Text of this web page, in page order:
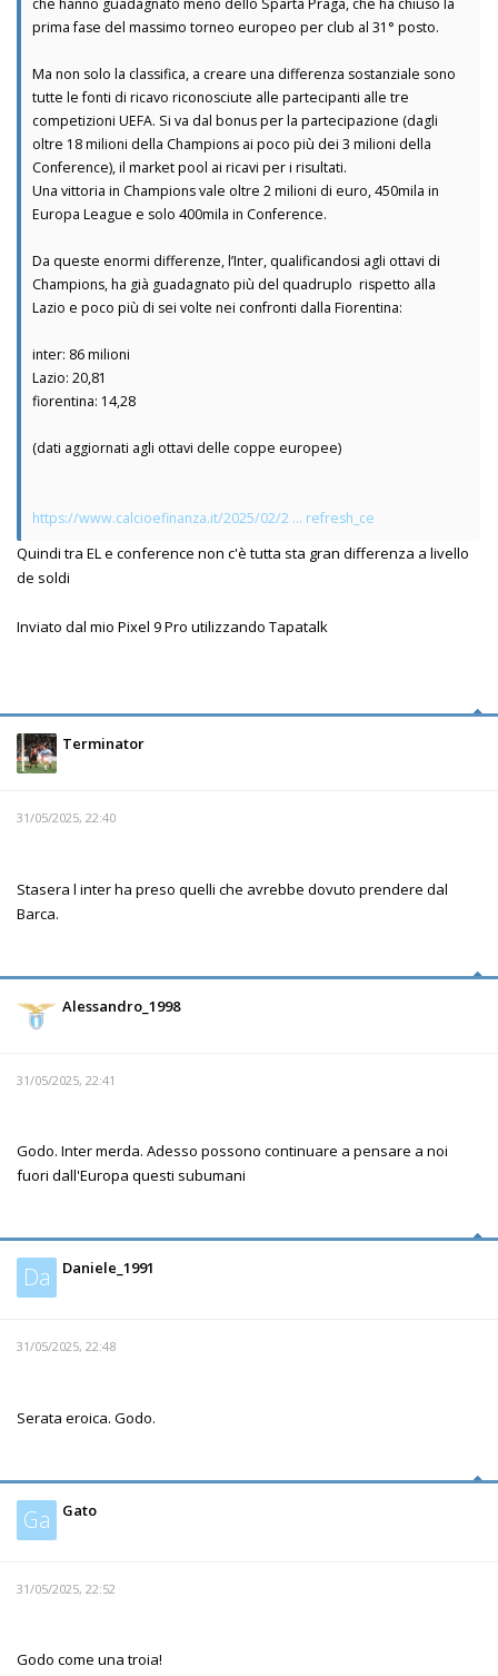
che hanno guadagnato meno dello Sparta Praga, che ha chiuso la
prima fase del massimo torneo europeo per club al 31° posto.
Ma non solo la classifica, a creare una differenza sostanziale sono
tutte le fonti di ricavo riconosciute alle partecipanti alle tre
competizioni UEFA. Si va dal bonus per la partecipazione (dagli
oltre 18 milioni della Champions ai poco più dei 3 milioni della
Conference), il market pool ai ricavi per i risultati.
Una vittoria in Champions vale oltre 2 milioni di euro, 450mila in
Europa League e solo 400mila in Conference.
Da queste enormi differenze, l’Inter, qualificandosi agli ottavi di
Champions, ha già guadagnato più del quadruplo rispetto alla
Lazio e poco più di sei volte nei confronti dalla Fiorentina:
inter: 86 milioni
Lazio: 20,81
fiorentina: 14,28
(dati aggiornati agli ottavi delle coppe europee)
https://www.calcioefinanza.it/2025/02/2 ... refresh_ce
Quindi tra EL e conference non c'è tutta sta gran differenza a livello
de soldi
Inviato dal mio Pixel 9 Pro utilizzando Tapatalk
Terminator
31/05/2025, 22:40
Stasera l inter ha preso quelli che avrebbe dovuto prendere dal
Barca.
Alessandro_1998
31/05/2025, 22:41
Godo. Inter merda. Adesso possono continuare a pensare a noi
fuori dall'Europa questi subumani
Da Daniele_1991
31/05/2025, 22:48
Serata eroica. Godo.
Ga Gato
31/05/2025, 22:52
Godo come una troia!